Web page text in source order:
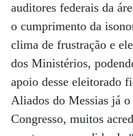
auditores federais da
o cumprimento da
clima de frustração e
dos Ministérios,
apoio desse eleitorado
Aliados do Messias já
Congresso, muitos